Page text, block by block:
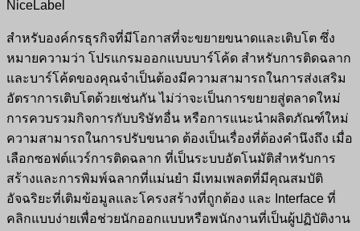
สำหรับองค์กรธุรกิจที่มีโอกาสที่จะขยายขนาดและเติบโต ซึ่ง
หมายความว่า โปรแกรมออกแบบบาร์โค้ด สำหรับการติดฉลาก
และบาร์โค้ดของคุณจำเป็นต้องมีความสามารถในการส่งเสริม
อัตราการเติบโตด้วยเช่นกัน ไม่ว่าจะเป็นการขยายสู่ตลาดใหม่
การควบรวมกิจการกับบริษัทอื่น หรือการแนะนำผลิตภัณฑ์ใหม่
ความสามารถในการปรับขนาด ต้องเป็นเรื่องที่ต้องคำนึงถึง เมื่อ
เลือกซอฟต์แวร์การติดฉลาก ที่เป็นระบบอัตโนมัติสำหรับการ
สร้างและการพิมพ์ฉลากที่แม่นยำ มีเทมเพลตที่มีคุณสมบัติ
อัจฉริยะที่เติมข้อมูลและโครงสร้างที่ถูกต้อง และ Interface ที่
คลิกแบบง่ายเพื่อช่วยนักออกแบบหรือพนักงานที่เป็นผู้ปฏิบัติงาน